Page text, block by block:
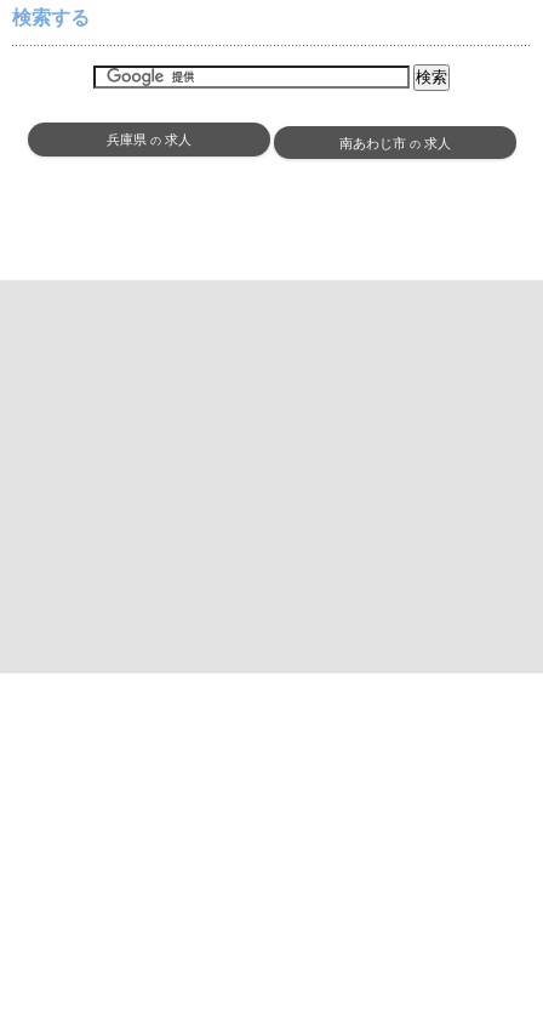
検索する
兵庫県の 求人 南あわじ市の 求人